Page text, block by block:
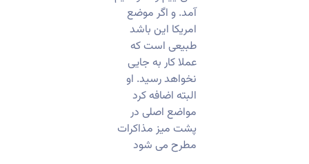
آمد. و اگر موضع
امریکا این باشد
طبیعی است که
عملا کار به جایی
نخواهد رسید. او
البته اضافه کرد
مواضع اصلی در
پشت میز مذاکرات
مطرح می شود